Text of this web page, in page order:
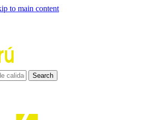
to main content
Search